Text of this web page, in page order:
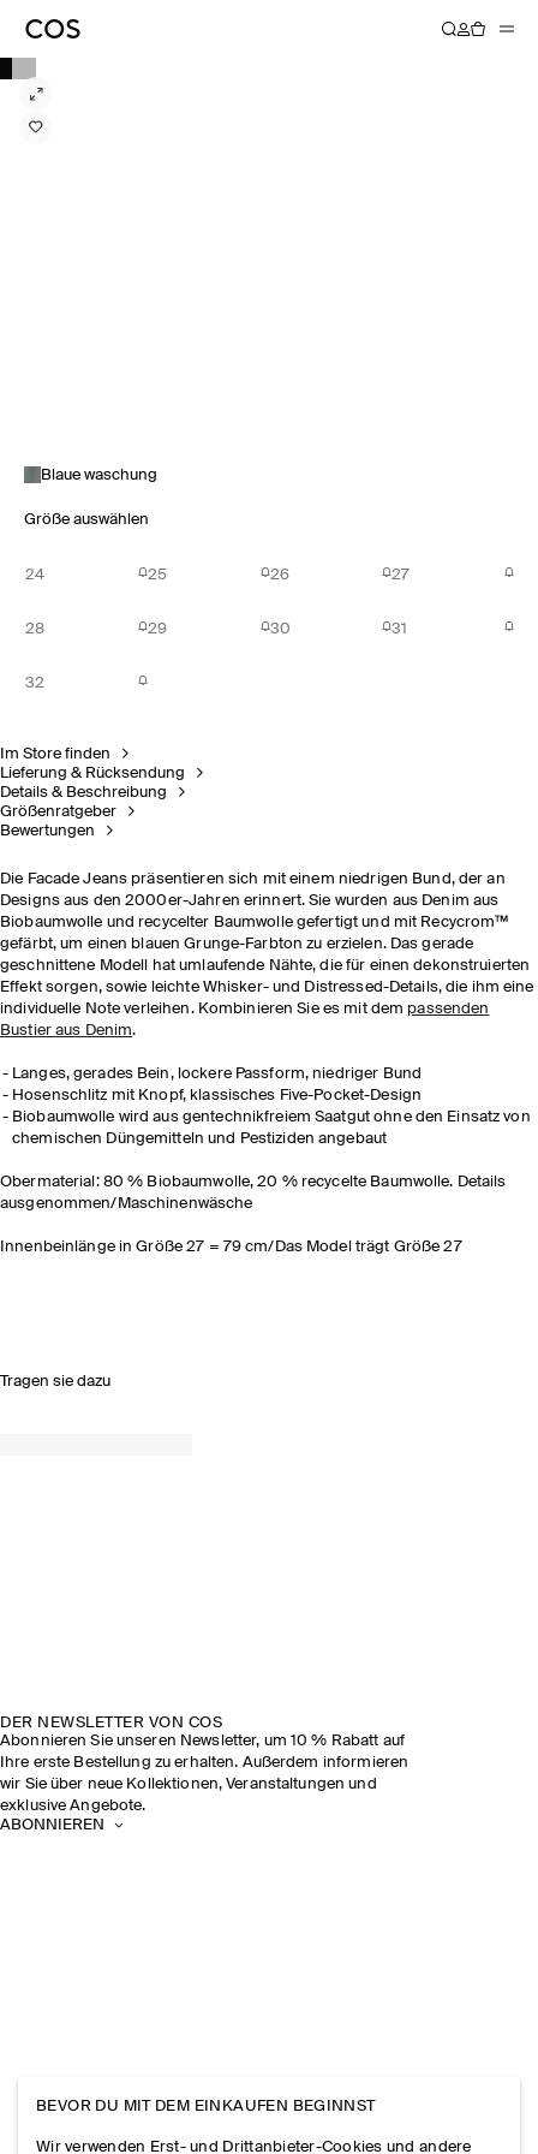
Blaue waschung
Größe auswählen
24 25 26 27
28 29 30 31
32
Im Store finden
Lieferung & Rücksendung
Details & Beschreibung
Größenratgeber
Bewertungen
Die Facade Jeans präsentieren sich mit einem niedrigen Bund, der an
Designs aus den 2000er-Jahren erinnert. Sie wurden aus Denim aus
Biobaumwolle und recycelter Baumwolle gefertigt und mit Recycrom™
gefärbt, um einen blauen Grunge-Farbton zu erzielen. Das gerade
geschnittene Modell hat umlaufende Nähte, die für einen dekonstruierten
Effekt sorgen, sowie leichte Whisker- und Distressed-Details, die ihm eine
individuelle Note verleihen. Kombinieren Sie es mit dem passenden
Bustier aus Denim.
Langes, gerades Bein, lockere Passform, niedriger Bund
Hosenschlitz mit Knopf, klassisches Five-Pocket-Design
Biobaumwolle wird aus gentechnikfreiem Saatgut ohne den Einsatz von
chemischen Düngemitteln und Pestiziden angebaut
Obermaterial: 80 % Biobaumwolle, 20 % recycelte Baumwolle. Details
ausgenommen/Maschinenwäsche
Innenbeinlänge in Größe 27 = 79 cm/Das Model trägt Größe 27
Tragen sie dazu
DER NEWSLETTER VON COS
Abonnieren Sie unseren Newsletter, um 10 % Rabatt auf
Ihre erste Bestellung zu erhalten. Außerdem informieren
wir Sie über neue Kollektionen, Veranstaltungen und
exklusive Angebote.
ABONNIEREN
BEVOR DU MIT DEM EINKAUFEN BEGINNST
Wir verwenden Erst- und Drittanbieter-Cookies und andere